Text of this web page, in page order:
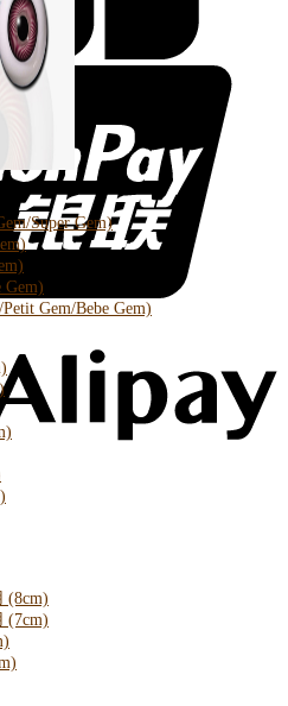
Super Gem)
Gem)
Gem/Bebe Gem)
(8cm)
(7cm)